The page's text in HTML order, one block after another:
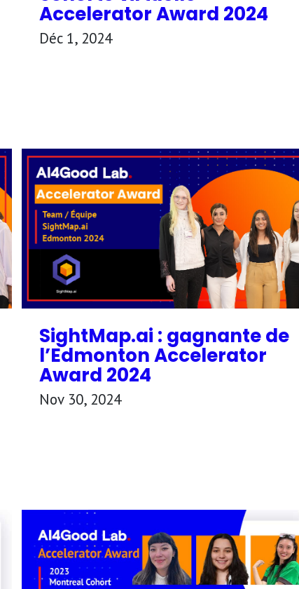
Accelerator Award 2024
Déc 1, 2024
SightMap.ai : gagnante de
l’Edmonton Accelerator
Award 2024
Nov 30, 2024